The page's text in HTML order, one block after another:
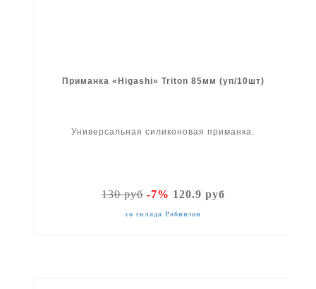
Приманка «Higashi» Triton 85мм (уп/10шт)
Универсальная силиконовая приманка.
130 руб-7% 120.9 руб
со склада Робинзон